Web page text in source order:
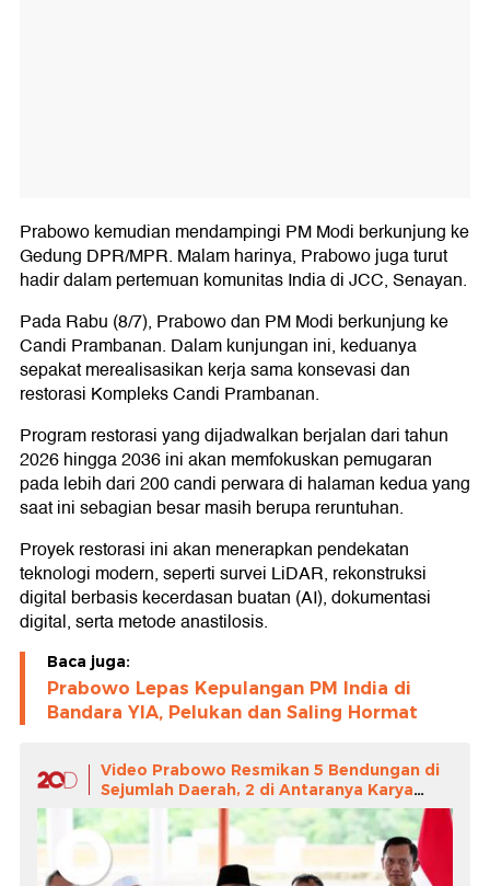
Prabowo kemudian mendampingi PM Modi berkunjung ke
Gedung DPR/MPR. Malam harinya, Prabowo juga turut
hadir dalam pertemuan komunitas India di JCC, Senayan.
Pada Rabu (8/7), Prabowo dan PM Modi berkunjung ke
Candi Prambanan. Dalam kunjungan ini, keduanya
sepakat merealisasikan kerja sama konsevasi dan
restorasi Kompleks Candi Prambanan.
Program restorasi yang dijadwalkan berjalan dari tahun
2026 hingga 2036 ini akan memfokuskan pemugaran
pada lebih dari 200 candi perwara di halaman kedua yang
saat ini sebagian besar masih berupa reruntuhan.
Proyek restorasi ini akan menerapkan pendekatan
teknologi modern, seperti survei LiDAR, rekonstruksi
digital berbasis kecerdasan buatan (AI), dokumentasi
digital, serta metode anastilosis.
Baca juga:
Prabowo Lepas Kepulangan PM India di
Bandara YIA, Pelukan dan Saling Hormat
Video Prabowo Resmikan 5 Bendungan di
Sejumlah Daerah, 2 di Antaranya Karya
Waskita